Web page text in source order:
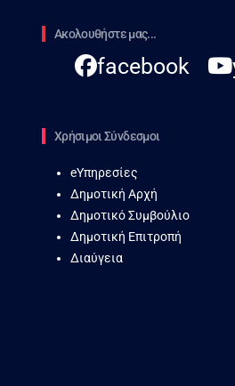
Ακολουθήστε μας...
facebook
Χρήσιμοι Σύνδεσμοι
eΥπηρεσίες
Δημοτική Αρχή
Δημοτικό Συμβούλιο
Δημοτική Επιτροπή
Διαύγεια